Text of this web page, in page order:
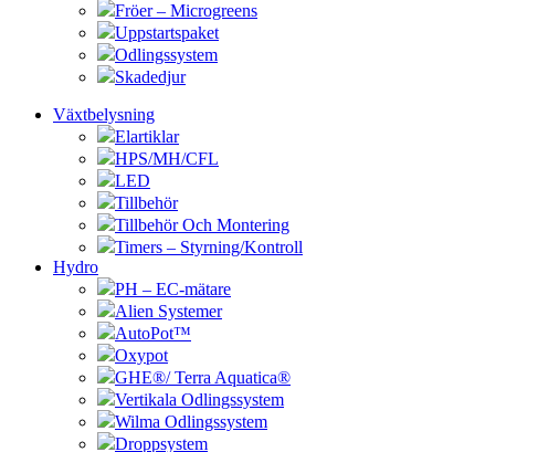
Fröer – Microgreens
Uppstartspaket
Odlingssystem
Skadedjur
Växtbelysning
Elartiklar
HPS/MH/CFL
LED
Tillbehör
Tillbehör Och Montering
Timers – Styrning/Kontroll
Hydro
PH – EC-mätare
Alien Systemer
AutoPot™
Oxypot
GHE®/ Terra Aquatica®
Vertikala Odlingssystem
Wilma Odlingssystem
Droppsystem